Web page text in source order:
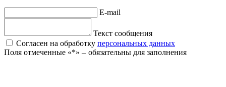
E-mail
Текст сообщения
Согласен на обработку персональных данных
Поля отмеченные «*» ‒ обязательны для заполнения